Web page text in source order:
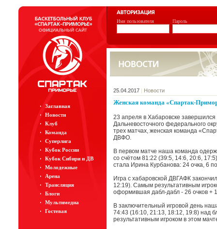
Имя пользователя Пароль
Заглавная
Новости
Клуб
Команда
Суперлига
Кубок России
Кубок Сибири и ДВ
Молодежные
Арена
Трансляция
Блоги
Мультимедиа
Гостевая
25.04.2017 | Новости
Женская команда «Спартак-
23 апреля в Хабаровске
Дальневосточного федерального
трех матчах, женская команда
ДВФО.
В первом матче наша команда
со счётом 81:22 (39:5, 14:6, 20:6,
стала Ирина Курбанова: 24 очка, 6
Игра с хабаровской ДВГАФК
12:19). Самым результативным
оформившая дабл-дабл - 26 очков +
В заключительный игровой день
74:43 (16:10, 21:13, 18:12, 19:8) над
результативным игроком в этом